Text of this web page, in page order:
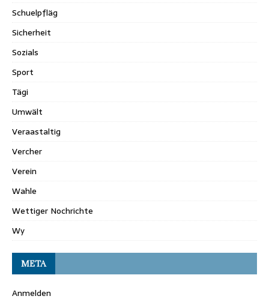
Schuelpfläg
Sicherheit
Sozials
Sport
Tägi
Umwält
Veraastaltig
Vercher
Verein
Wahle
Wettiger Nochrichte
Wy
META
Anmelden